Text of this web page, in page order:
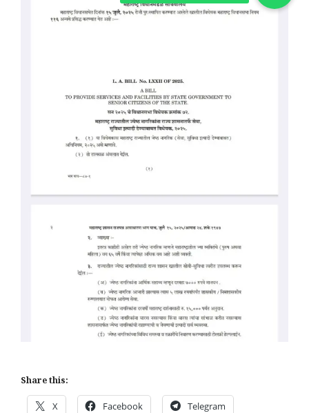
Share this:
X Facebook Telegram